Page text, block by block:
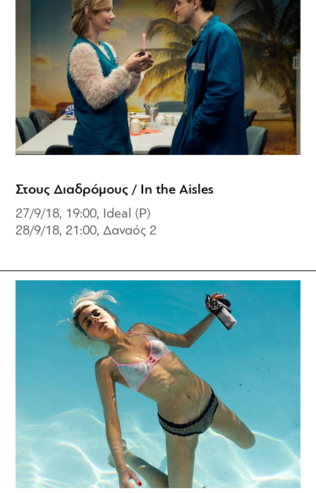
Στους Διαδρόμους / In the Aisles
27/9/18, 19:00, Ideal (P)
28/9/18, 21:00,Δαναός 2